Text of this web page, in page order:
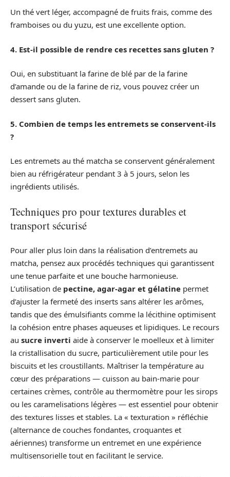
Un thé vert léger, accompagné de fruits frais, comme des
framboises ou du yuzu, est une excellente option.
4. Est-il possible de rendre ces recettes sans gluten ?
Oui, en substituant la farine de blé par de la farine
d’amande ou de la farine de riz, vous pouvez créer un
dessert sans gluten.
5. Combien de temps les entremets se conservent-ils
?
Les entremets au thé matcha se conservent généralement
bien au réfrigérateur pendant 3 à 5 jours, selon les
ingrédients utilisés.
Techniques pro pour textures durables et
transport sécurisé
Pour aller plus loin dans la réalisation d’entremets au
matcha, pensez aux procédés techniques qui garantissent
une tenue parfaite et une bouche harmonieuse.
L’utilisation de pectine, agar-agar et gélatine permet
d’ajuster la fermeté des inserts sans altérer les arômes,
tandis que des émulsifiants comme la lécithine optimisent
la cohésion entre phases aqueuses et lipidiques. Le recours
au sucre inverti aide à conserver le moelleux et à limiter
la cristallisation du sucre, particulièrement utile pour les
biscuits et les croustillants. Maîtriser la température au
cœur des préparations — cuisson au bain-marie pour
certaines crèmes, contrôle au thermomètre pour les sirops
ou les caramelisations légères — est essentiel pour obtenir
des textures lisses et stables. La « texturation » réfléchie
(alternance de couches fondantes, croquantes et
aériennes) transforme un entremet en une expérience
multisensorielle tout en facilitant le service.